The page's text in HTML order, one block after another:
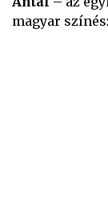
magyar